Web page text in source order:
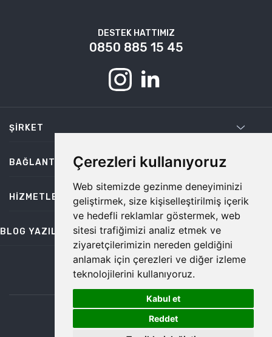
Çerezleri kullanıyoruz
Web sitemizde gezinme deneyiminizi
geliştirmek, size kişiselleştirilmiş içerik
ve hedefli reklamlar göstermek, web
sitesi trafiğimizi analiz etmek ve
ziyaretçilerimizin nereden geldiğini
anlamak için çerezleri ve diğer izleme
teknolojilerini kullanıyoruz.
Kabul et
Reddet
DESTEK HATTIMIZ
0850 885 15 45
ŞIRKET
BAĞLANTILAR
HIZMETLER
BLOG YAZILARI
bilgi@temiz.co
©2026 Temiz, Her Hakkı Saklıdır.